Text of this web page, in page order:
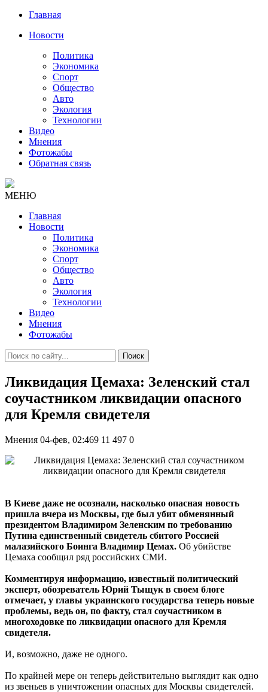
Главная
Новости
Политика
Экономика
Спорт
Общество
Авто
Экология
Технологии
Видео
Мнения
Фотожабы
Обратная связь
МЕНЮ
Главная
Новости
Политика
Экономика
Спорт
Общество
Авто
Экология
Технологии
Видео
Мнения
Фотожабы
Поиск
Ликвидация Цемаха: Зеленский стал
соучастником ликвидации опасного
для Кремля свидетеля
Мнения 04-фев, 02:469 11 497 0
В Киеве даже не осознали, насколько опасная новость
пришла вчера из Москвы, где был убит обменянный
президентом Владимиром Зеленским по требованию
Путина единственный свидетель сбитого Россией
малазийского Боинга Владимир Цемах. Об убийстве
Цемаха сообщил ряд российских СМИ.
Комментируя информацию, известный политический
эксперт, обозреватель Юрий Тыщук в своем блоге
отмечает, у главы украинского государства теперь новые
проблемы, ведь он, по факту, стал соучастником в
многоходовке по ликвидации опасного для Кремля
свидетеля.
И, возможно, даже не одного.
По крайней мере он теперь действительно выглядит как одно
из звеньев в уничтожении опасных для Москвы свидетелей.